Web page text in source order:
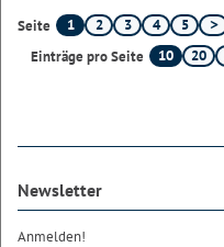
Seite 1 2 3 4
5
Einträge pro Seite
10 20
Newsletter
Anmelden!